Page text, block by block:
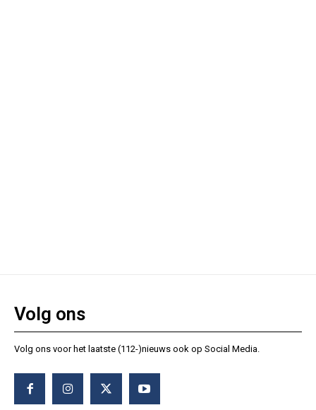
Volg ons
Volg ons voor het laatste (112-)nieuws ook op Social Media.